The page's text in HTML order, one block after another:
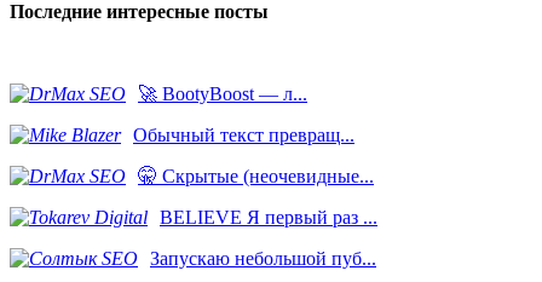
Последние интересные посты
🚀 BootyBoost — л...
​Обычный текст превращ...
🤫 Скрытые (неочевидные...
BELIEVE Я первый раз ...
Запускаю небольшой пуб...